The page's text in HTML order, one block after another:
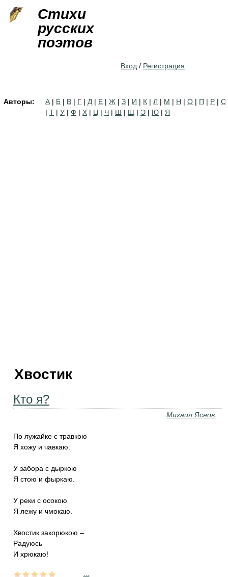
Стихи
русских
поэтов
Вход / Регистрация
Авторы: А | Б | В | Г | Д | Е | Ж | З | И | К | Л | М | Н | О | П | Р | С
| Т | У | Ф | Х | Ц | Ч | Ш | Щ | Э | Ю | Я
Хвостик
Кто я?
Михаил Яснов
По лужайке с травкою
Я хожу и чавкаю.
У забора с дыркою
Я стою и фыркаю.
У реки с осокою
Я лежу и чмокаю.
Хвостик закорюкою –
Радуюсь
И хрюкаю!